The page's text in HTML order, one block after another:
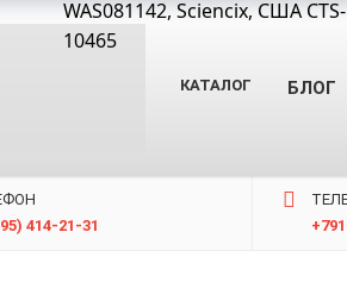
КАТАЛОГ БЛОГ
414-21-31
WAS081142, Sciencix, США CTS-
10465